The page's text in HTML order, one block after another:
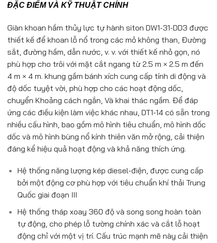
ĐẶC ĐIỂM VÀ KỸ THUẬT CHÍNH
Giàn khoan hầm thủy lực tự hành siton DW1-31-DD3 được
thiết kế để khoan lỗ nổ trong các mỏ không than, Đường
sắt, đường hầm, dẫn nước, v. v. với thiết kế nhỏ gọn, nó
phù hợp cho trôi với mặt cắt ngang từ 2.5 m × 2.5 m đến
4 m × 4 m. khung gầm bánh xích cung cấp tính di động và
độ dốc tuyệt vời, phù hợp cho các hoạt động dốc,
chuyển Khoảng cách ngắn, Và khai thác ngầm. Để đáp
ứng các điều kiện làm việc khác nhau, DT1-14 có sẵn trong
nhiều cấu hình, bao gồm mô hình tiêu chuẩn, mô hình dốc
dốc và mô hình bùng nổ kính thiên văn mở rộng, cải thiện
đáng kể hiệu quả hoạt động và khả năng thích ứng.
Hệ thống năng lượng kép diesel-điện, được cung cấp
bởi một động cơ phù hợp với tiêu chuẩn khí thải Trung
Quốc giai đoạn III
Hệ thống tháp xoay 360 độ và song song hoàn toàn
tự động, cho phép lỗ tường chính xác và cắt lỗ hoạt
động chỉ với một vị trí. Cấu trúc mạnh mẽ này cải thiện